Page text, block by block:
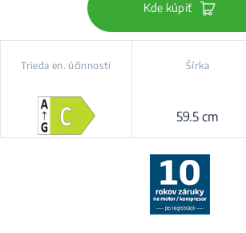
Kde kúpiť
Trieda en. účinnosti Šírka
59.5 cm